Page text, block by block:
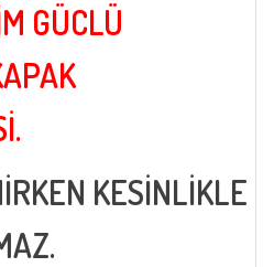
GÜCLÜ
KESİNLİKLE